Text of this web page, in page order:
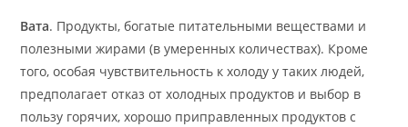
Вата. Продукты, богатые питательными веществами и
полезными жирами (в умеренных количествах). Кроме
того, особая чувствительность к холоду у таких людей,
предполагает отказ от холодных продуктов и выбор в
пользу горячих, хорошо приправленных продуктов с